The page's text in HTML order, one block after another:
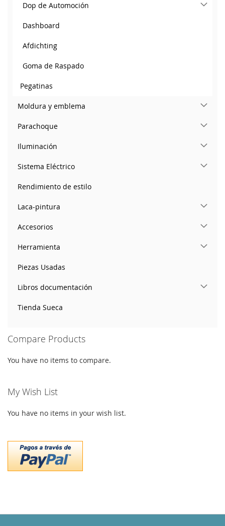
Dop de Automoción
Dashboard
Afdichting
Goma de Raspado
Pegatinas
Moldura y emblema
Parachoque
Iluminación
Sistema Eléctrico
Rendimiento de estilo
Laca-pintura
Accesorios
Herramienta
Piezas Usadas
Libros documentación
Tienda Sueca
Compare Products
You have no items to compare.
My Wish List
You have no items in your wish list.